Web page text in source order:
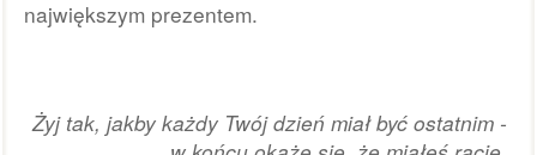
największym prezentem.
Żyj tak, jakby każdy Twój dzień miał być ostatnim -